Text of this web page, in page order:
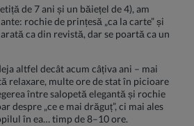
de 7 ani și un băiețel de 4), am
rochie de prințesă „ca la carte” și
ca din revistă, dar se poartă ca un
altfel decât acum câțiva ani – mai
relaxare, multe ore de stat în picioare
între salopetă elegantă și rochie
despre „ce e mai drăguț”, ci mai ales
în ea… timp de 8–10 ore.